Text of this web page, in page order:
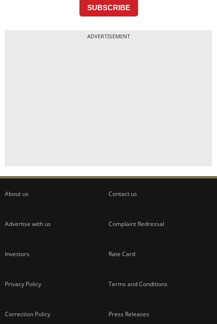
ADVERTISEMENT
About us Contact us
Advertise with us Complaint Redressal
Investors Rate Card
Privacy Policy Terms and Conditions
Correction Policy Press Releases